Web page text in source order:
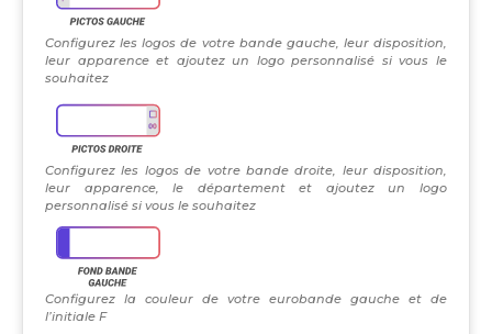
Configurez les logos de votre bande gauche, leur disposition,
leur apparence et ajoutez un logo personnalisé si vous le
souhaitez
Configurez les logos de votre bande droite, leur disposition,
leur apparence, le département et ajoutez un logo
personnalisé si vous le souhaitez
Configurez la couleur de votre eurobande gauche et de
l’initiale F